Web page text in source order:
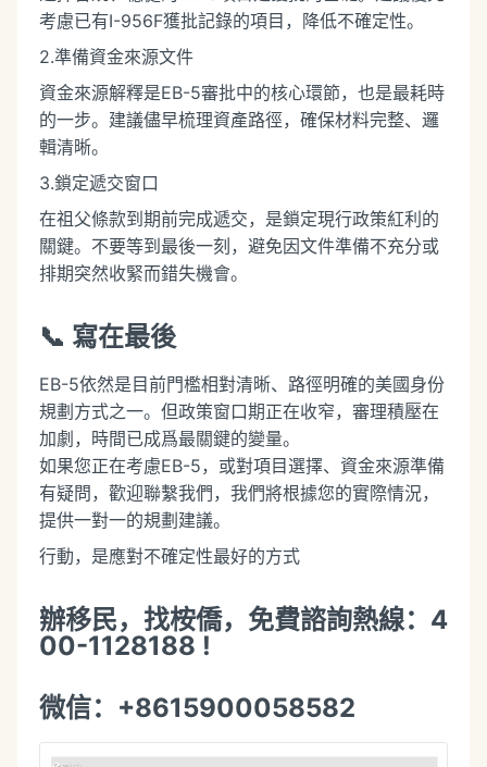
考慮已有I-956F獲批記錄的項目，降低不確定性。
2.準備資金來源文件
資金來源解釋是EB-5審批中的核心環節，也是最耗時
的一步。建議儘早梳理資產路徑，確保材料完整、邏
輯清晰。
3.鎖定遞交窗口
在祖父條款到期前完成遞交，是鎖定現行政策紅利的
關鍵。不要等到最後一刻，避免因文件準備不充分或
排期突然收緊而錯失機會。
📞 寫在最後
EB-5依然是目前門檻相對清晰、路徑明確的美國身份
規劃方式之一。但政策窗口期正在收窄，審理積壓在
加劇，時間已成爲最關鍵的變量。
如果您正在考慮EB-5，或對項目選擇、資金來源準備
有疑問，歡迎聯繫我們，我們將根據您的實際情況，
提供一對一的規劃建議。
行動，是應對不確定性最好的方式
辦移民，找桉僑，免費諮詢熱線：4
00-1128188 !
微信：+8615900058582